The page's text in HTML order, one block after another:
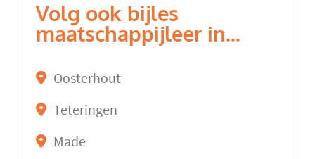
Volg ook bijles
maatschappijleer in...
Oosterhout
Teteringen
Made